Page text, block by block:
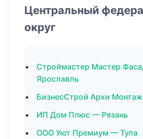
Центральный
округ
Строймастер Мастер
Ярославль
БизнесСтрой Архи
ИП Дом Плюс — Рязань
ООО Уют Премиум — Тула